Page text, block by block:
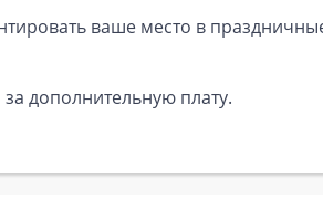
ваше место в
дополнительную плату.